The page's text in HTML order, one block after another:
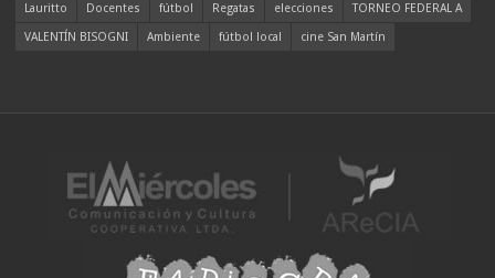
Lauritto
Docentes fútbol Regatas elecciones
TORNEO FEDERAL A
VALENTÍN BISOGNI
Ambiente fútbol local cine San Martín